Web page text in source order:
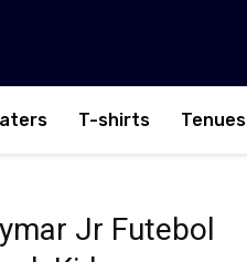
T-shirts Tenues
Jr Futebol